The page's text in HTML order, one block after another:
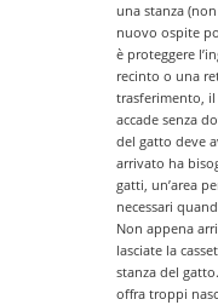
una stanza
nuovo ospite
è proteggere
recinto o una
trasferimento,
accade senza
del gatto deve
arrivato ha
gatti, un’area
necessari
Non appena
lasciate la
stanza del
offra troppi